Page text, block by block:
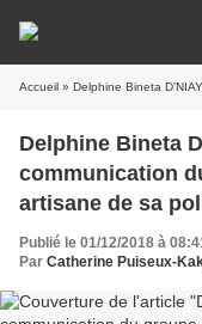
Accueil » Delphine Bineta D’NIAYE,
Delphine Bineta
communication
artisane de sa
Publié le 01/12/2018 à
Par Catherine Puiseux-